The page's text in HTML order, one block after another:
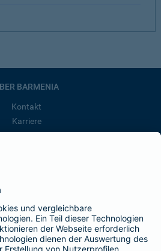
BARMENIA
Kontakt
Karriere
der BarmeniaGothaer
SEITEN
Zusatzversicherung